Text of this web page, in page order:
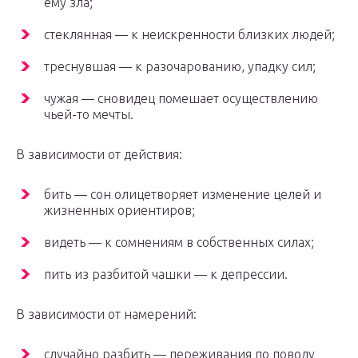
стеклянная — к неискренности близких людей;
треснувшая — к разочарованию, упадку сил;
чужая — сновидец помешает осуществлению
чьей-то мечты.
В зависимости от действия:
бить — сон олицетворяет изменение целей и
жизненных ориентиров;
видеть — к сомнениям в собственных силах;
пить из разбитой чашки — к депрессии.
В зависимости от намерений:
случайно разбить — переживания по поводу